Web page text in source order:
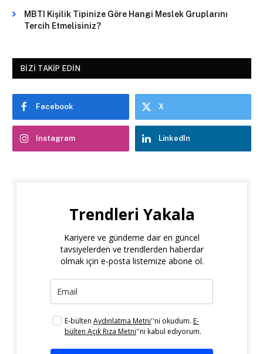
MBTI Kişilik Tipinize Göre Hangi Meslek Gruplarını
Tercih Etmelisiniz?
BIZI TAKIP EDIN
Facebook X
Instagram LinkedIn
Trendleri Yakala
Kariyere ve gündeme dair en güncel
tavsiyelerden ve trendlerden haberdar
olmak için e-posta listemize abone ol.
E-bülten Aydınlatma Metni''ni okudum. E-
bülten Açık Rıza Metni''ni kabul ediyorum.